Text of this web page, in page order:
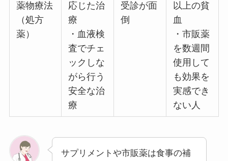
薬物療法
（処方
薬）
応じた治
療
・血液検
査でチェ
ックしな
がら行う
安全な治
療
受診が面
倒
以上の貧
血
・市販薬
を数週間
使用して
も効果を
実感でき
ない人
サプリメントや市販薬は食事の補